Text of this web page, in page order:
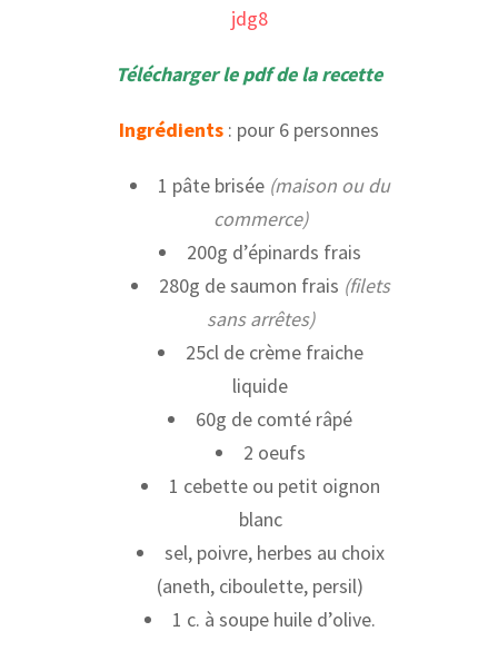
Télécharger le pdf de la recette
Ingrédients : pour 6 personnes
1 pâte brisée (maison ou du
commerce)
200g d’épinards frais
280g de saumon frais (filets
sans arrêtes)
25cl de crème fraiche
liquide
60g de comté râpé
2 oeufs
1 cebette ou petit oignon
blanc
sel, poivre, herbes au choix
(aneth, ciboulette, persil)
1 c. à soupe huile d’olive.